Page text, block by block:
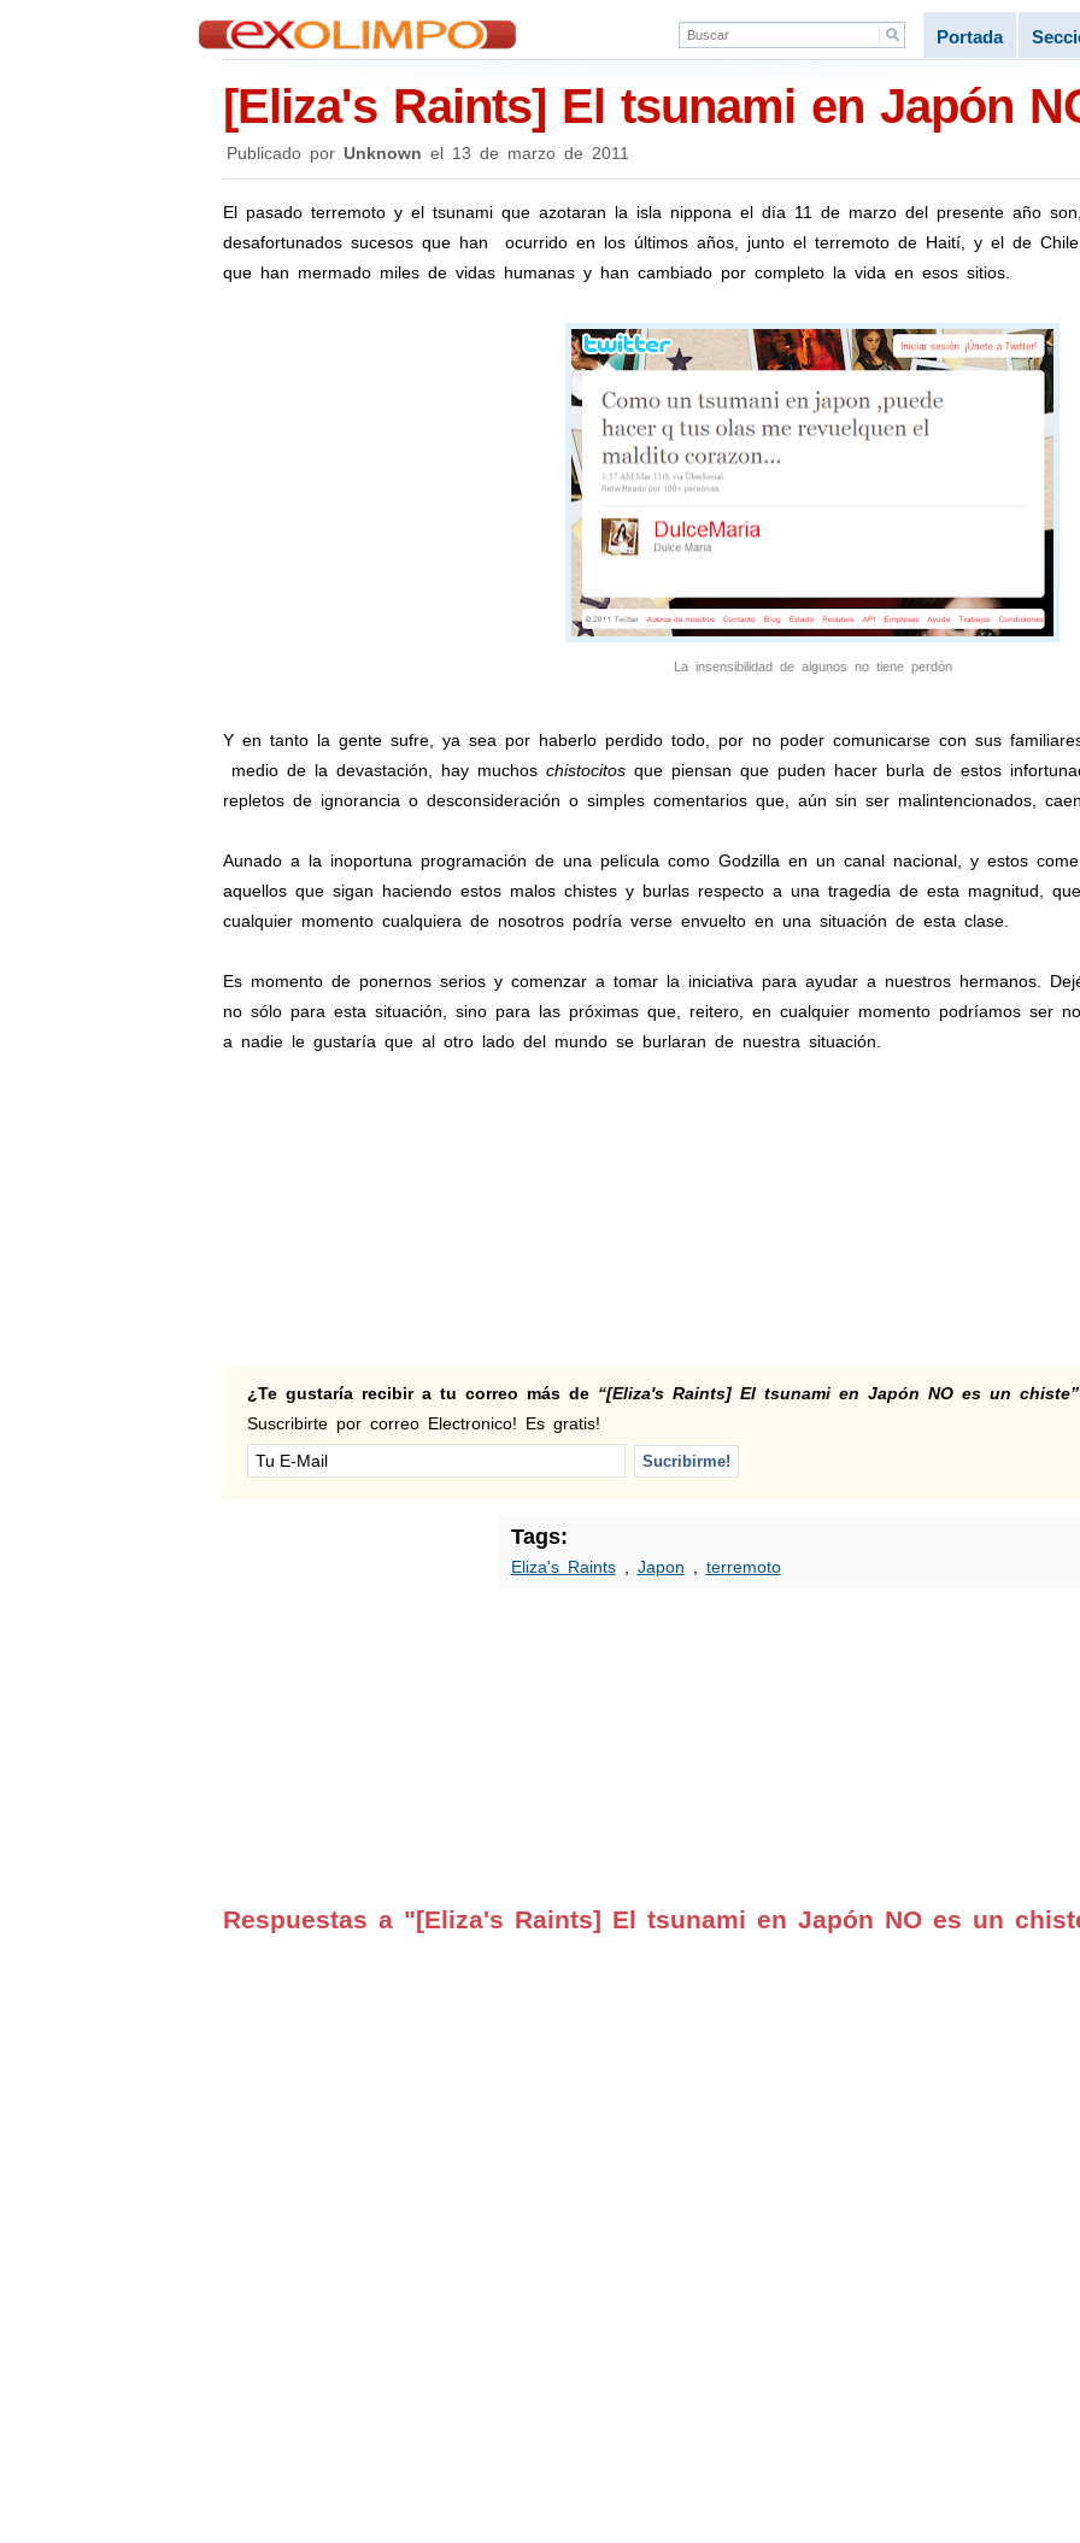
Portada
[Eliza's Raints] El tsunami en Japón
Publicado por Unknown el 13 de marzo de 2011
El pasado terremoto y el tsunami que azotaran la isla nippona el día 11 de marzo del presente año
desafortunados sucesos que han ocurrido en los últimos años, junto el terremoto de Haití, y el de
que han mermado miles de vidas humanas y han cambiado por completo la vida en esos sitios.
La insensibilidad de algunos no tiene perdón
Y en tanto la gente sufre, ya sea por haberlo perdido todo, por no poder comunicarse con sus
medio de la devastación, hay muchos chistocitosque piensan que puden hacer burla de estos
repletos de ignorancia o desconsideración o simples comentarios que, aún sin ser malintencionados,
Aunado a la inoportuna programación de una película como Godzilla en un canal nacional, y estos
aquellos que sigan haciendo estos malos chistes y burlas respecto a una tragedia de esta magnitud,
cualquier momento cualquiera de nosotros podría verse envuelto en una situación de esta clase.
Es momento de ponernos serios y comenzar a tomar la iniciativa para ayudar a nuestros hermanos.
no sólo para esta situación, sino para las próximas que, reitero, en cualquier momento podríamos ser
a nadie le gustaría que al otro lado del mundo se burlaran de nuestra situación.
¿Te gustaría recibir a tu correo más de “[Eliza's Raints] El tsunami en Japón NO es un chiste”
Suscribirte por correo Electronico! Es gratis!
Tags:
Eliza's Raints, Japon terremoto
Respuestas a "[Eliza's Raints] El tsunami en Japón NO es un